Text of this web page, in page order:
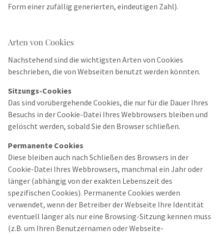
Form einer zufällig generierten, eindeutigen Zahl).
Arten von Cookies
Nachstehend sind die wichtigsten Arten von Cookies
beschrieben, die von Webseiten benutzt werden könnten.
Sitzungs-Cookies
Das sind vorübergehende Cookies, die nur für die Dauer Ihres
Besuchs in der Cookie-Datei Ihres Webbrowsers bleiben und
gelöscht werden, sobald Sie den Browser schließen.
Permanente Cookies
Diese bleiben auch nach Schließen des Browsers in der
Cookie-Datei Ihres Webbrowsers, manchmal ein Jahr oder
länger (abhängig von der exakten Lebenszeit des
spezifischen Cookies). Permanente Cookies werden
verwendet, wenn der Betreiber der Webseite Ihre Identität
eventuell länger als nur eine Browsing-Sitzung kennen muss
(z.B. um Ihren Benutzernamen oder Webseite-